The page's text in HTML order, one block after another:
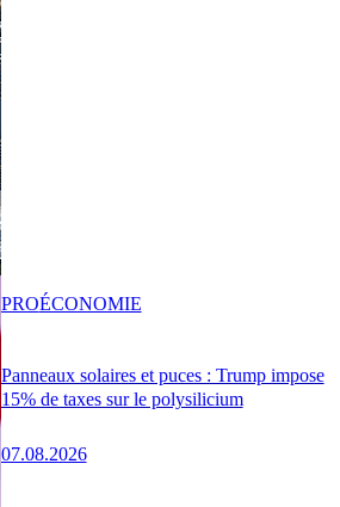
Panneaux solaires et puces : Trump impose
15% de taxes sur le polysilicium
07.08.2026
PROÉCONOMIE